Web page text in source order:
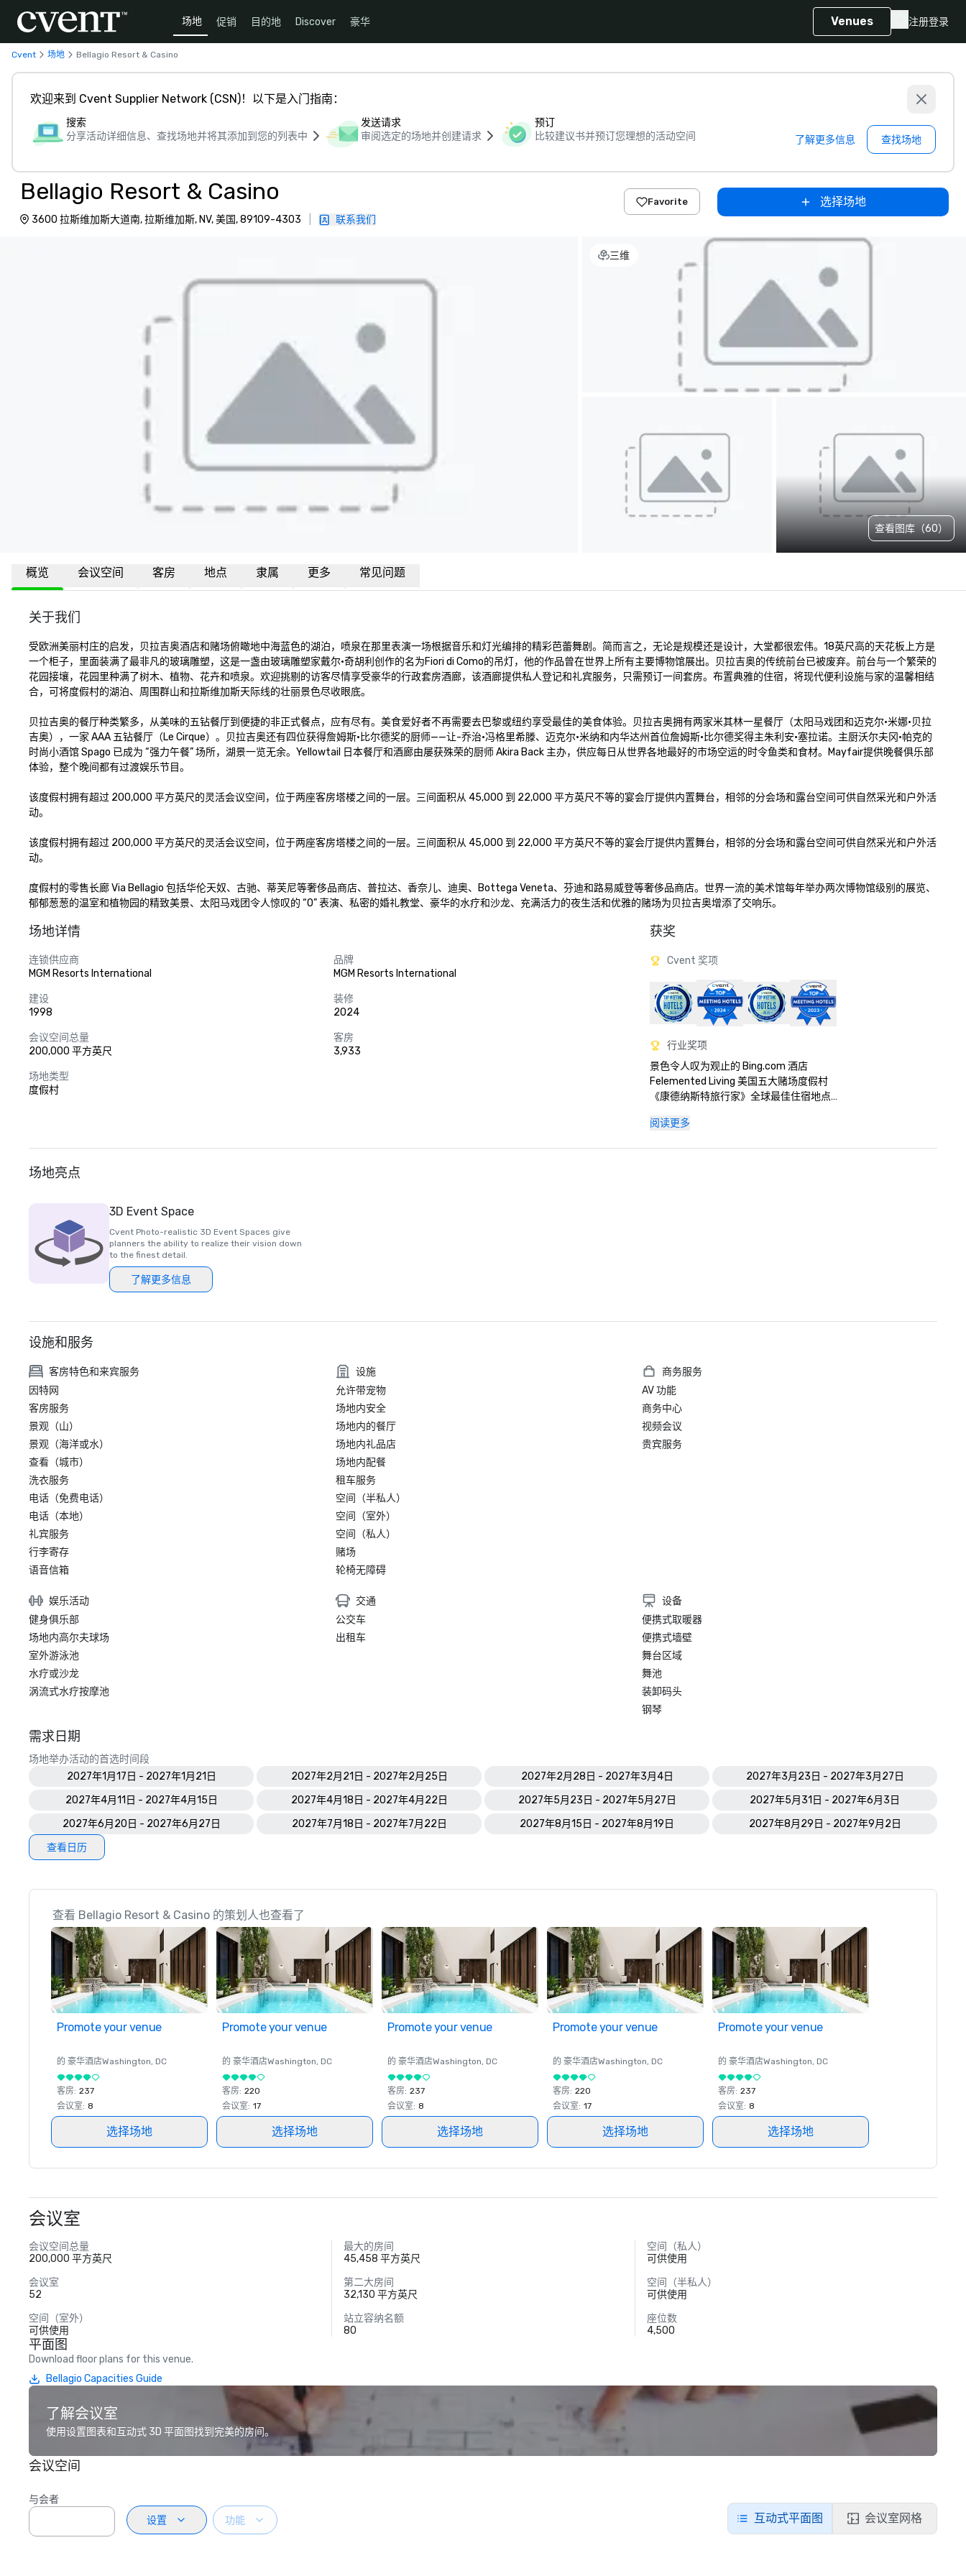
场地 促销 目的地 Discover 豪华 Venues 注册登录
Cvent 场地 Bellagio Resort & Casino
欢迎来到 Cvent Supplier Network (CSN)！以下是入门指南：
搜索
分享活动详细信息、查找场地并将其添加到您的列表中
发送请求
审阅选定的场地并创建请求
预订
比较建议书并预订您理想的活动空间
了解更多信息 查找场地
Bellagio Resort & Casino
3600 拉斯维加斯大道南, 拉斯维加斯, NV, 美国, 89109-4303 联系我们
Favorite 选择场地
三维
查看图库（60）
概览 会议空间 客房 地点 隶属 更多 常见问题
关于我们
受欧洲美丽村庄的启发，贝拉吉奥酒店和赌场俯瞰地中海蓝色的湖泊，喷泉在那里表演一场根据音乐和灯光编排的精彩芭蕾舞剧。简而言之，无论是规模还是设计，大堂都很宏伟。18英尺高的天花板上方是
一个柜子，里面装满了最非凡的玻璃雕塑，这是一盏由玻璃雕塑家戴尔·奇胡利创作的名为Fiori di Como的吊灯，他的作品曾在世界上所有主要博物馆展出。贝拉吉奥的传统前台已被废弃。前台与一个繁荣的
花园接壤，花园里种满了树木、植物、花卉和喷泉。欢迎挑剔的访客尽情享受豪华的行政套房酒廊，该酒廊提供私人登记和礼宾服务，只需预订一间套房。布置典雅的住宿，将现代便利设施与家的温馨相结
合，可将度假村的湖泊、周围群山和拉斯维加斯天际线的壮丽景色尽收眼底。
贝拉吉奥的餐厅种类繁多，从美味的五钻餐厅到便捷的非正式餐点，应有尽有。美食爱好者不再需要去巴黎或纽约享受最佳的美食体验。贝拉吉奥拥有两家米其林一星餐厅（太阳马戏团和迈克尔·米娜·贝拉
吉奥），一家 AAA 五钻餐厅（Le Cirque）。贝拉吉奥还有四位获得詹姆斯·比尔德奖的厨师——让-乔治·冯格里希滕、迈克尔·米纳和内华达州首位詹姆斯·比尔德奖得主朱利安·塞拉诺。主厨沃尔夫冈·帕克的
时尚小酒馆 Spago 已成为 “强力午餐” 场所，湖景一览无余。Yellowtail 日本餐厅和酒廊由屡获殊荣的厨师 Akira Back 主办，供应每日从世界各地最好的市场空运的时令鱼类和食材。Mayfair提供晚餐俱乐部
体验，整个晚间都有过渡娱乐节目。
该度假村拥有超过 200,000 平方英尺的灵活会议空间，位于两座客房塔楼之间的一层。三间面积从 45,000 到 22,000 平方英尺不等的宴会厅提供内置舞台，相邻的分会场和露台空间可供自然采光和户外活
动。
该度假村拥有超过 200,000 平方英尺的灵活会议空间，位于两座客房塔楼之间的一层。三间面积从 45,000 到 22,000 平方英尺不等的宴会厅提供内置舞台，相邻的分会场和露台空间可供自然采光和户外活
动。
度假村的零售长廊 Via Bellagio 包括华伦天奴、古驰、蒂芙尼等奢侈品商店、普拉达、香奈儿、迪奥、Bottega Veneta、芬迪和路易威登等奢侈品商店。世界一流的美术馆每年举办两次博物馆级别的展览、
郁郁葱葱的温室和植物园的精致美景、太阳马戏团令人惊叹的 “O” 表演、私密的婚礼教堂、豪华的水疗和沙龙、充满活力的夜生活和优雅的赌场为贝拉吉奥增添了交响乐。
场地详情
连锁供应商
MGM Resorts International
品牌
MGM Resorts International
建设
1998
装修
2024
会议空间总量
200,000 平方英尺
客房
3,933
场地类型
度假村
获奖
Cvent 奖项
行业奖项
景色令人叹为观止的 Bing.com 酒店
Felemented Living 美国五大赌场度假村
《康德纳斯特旅行家》全球最佳住宿地点
拉斯维加斯评论杂志最佳美术馆
阅读更多
场地亮点
3D Event Space
Cvent Photo-realistic 3D Event Spaces give
planners the ability to realize their vision down
to the finest detail.
了解更多信息
设施和服务
客房特色和来宾服务
因特网
客房服务
景观（山）
景观（海洋或水）
查看（城市）
洗衣服务
电话（免费电话）
电话（本地）
礼宾服务
行李寄存
语音信箱
设施
允许带宠物
场地内安全
场地内的餐厅
场地内礼品店
场地内配餐
租车服务
空间（半私人）
空间（室外）
空间（私人）
赌场
轮椅无障碍
商务服务
AV 功能
商务中心
视频会议
贵宾服务
娱乐活动
健身俱乐部
场地内高尔夫球场
室外游泳池
水疗或沙龙
涡流式水疗按摩池
交通
公交车
出租车
设备
便携式取暖器
便携式墙壁
舞台区域
舞池
装卸码头
钢琴
需求日期
场地举办活动的首选时间段
2027年1月17日 - 2027年1月21日
2027年2月21日 - 2027年2月25日 2027年2月28日 - 2027年3月4日
2027年3月23日 - 2027年3月27日
2027年4月11日 - 2027年4月15日
2027年4月18日 - 2027年4月22日 2027年5月23日 - 2027年5月27日
2027年5月31日 - 2027年6月3日
2027年6月20日 - 2027年6月27日
2027年7月18日 - 2027年7月22日 2027年8月15日 - 2027年8月19日
2027年8月29日 - 2027年9月2日
查看日历
查看 Bellagio Resort & Casino 的策划人也查看了
Promote your venue
的 豪华酒店Washington, DC
客房: 237
会议室: 8
选择场地
Promote your venue
的 豪华酒店Washington, DC
客房: 220
会议室: 17
选择场地
Promote your venue
的 豪华酒店Washington, DC
客房: 237
会议室: 8
选择场地
Promote your venue
的 豪华酒店Washington, DC
客房: 220
会议室: 17
选择场地
Promote your venue
的 豪华酒店Washington, DC
客房: 237
会议室: 8
选择场地
会议室
会议空间总量
200,000 平方英尺
最大的房间
45,458 平方英尺
空间（私人）
可供使用
会议室
52
第二大房间
32,130 平方英尺
空间（半私人）
可供使用
空间（室外）
可供使用
站立容纳名额
80
座位数
4,500
平面图
Download floor plans for this venue.
Bellagio Capacities Guide
了解会议室
使用设置图表和互动式 3D 平面图找到完美的房间。
会议空间
与会者
设置
功能 互动式平面图 会议室网格